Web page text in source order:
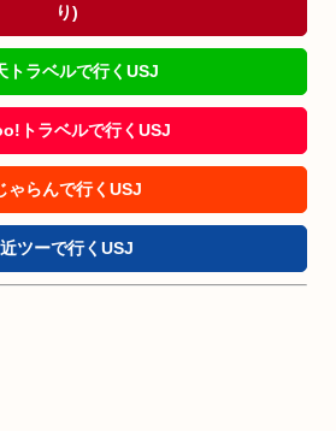
り)
トラベルで行くUSJ
トラベルで行くUSJ
ゃらんで行くUSJ
近ツーで行くUSJ